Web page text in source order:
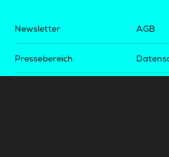
Newsletter
Pressebereich
AGB